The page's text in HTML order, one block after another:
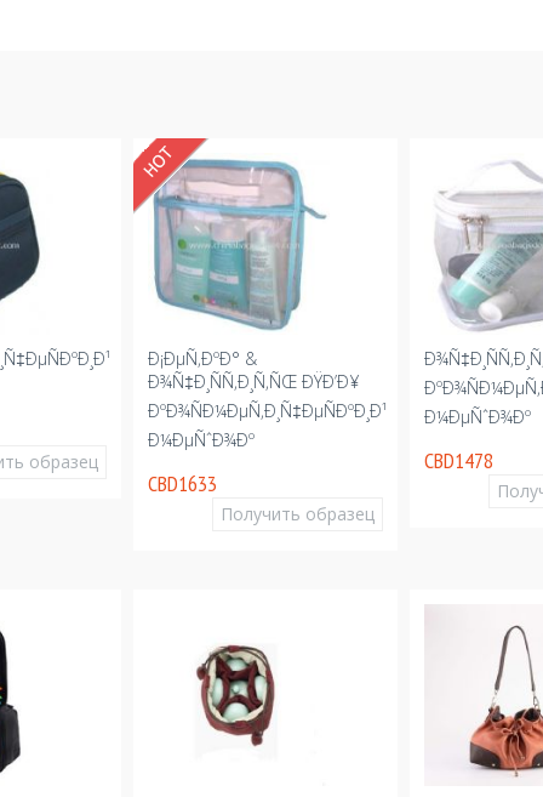
образец
Ð¡ÐµÑ‚ÐºÐ° &
Ð¾Ñ‡Ð¸ÑÑ‚Ð¸Ñ‚ÑŒ ÐŸÐ’Ð¥
ÐºÐ¾ÑÐ¼ÐµÑ‚Ð¸Ñ‡ÐµÑÐºÐ¸Ð¹
Ð¼ÐµÑˆÐ¾Ðº
CBD1633
Получить образец
Ð¼ÐµÑˆÐ¾Ðº
CBD1478